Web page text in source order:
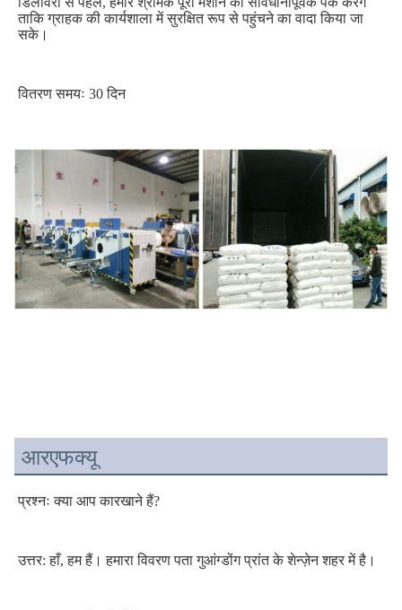
ताकि ग्राहक की कार्यशाला में सुरक्षित रूप से पहुंचने का वादा किया जा
सके।
वितरण समयः 30 दिन
आरएफक्यू
प्रश्नः क्या आप कारखाने हैं?
उत्तर: हाँ, हम हैं। हमारा विवरण पता गुआंग्डोंग प्रांत के शेन्ज़ेन शहर में है।